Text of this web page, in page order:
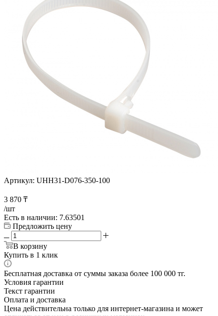
Артикул: UHH31-D076-350-100
3 870 ₸
/шт
Есть в наличии: 7.63501
Предложить цену
В корзину
Купить в 1 клик
Бесплатная доставка от суммы заказа более 100 000 тг.
Условия гарантии
Текст гарантии
Оплата и доставка
Цена действительна только для интернет-магазина и может